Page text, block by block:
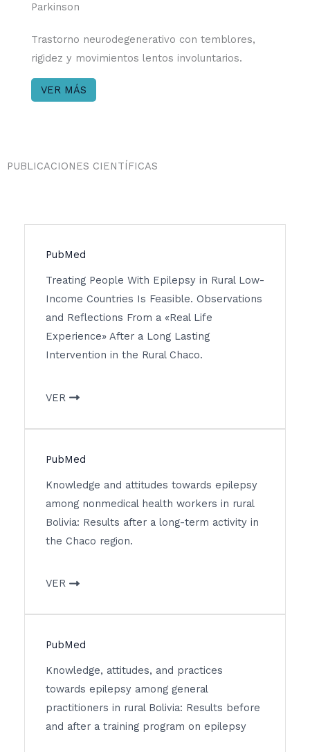
Parkinson
Trastorno neurodegenerativo con temblores,
rigidez y movimientos lentos involuntarios.
VER MÁS
PUBLICACIONES CIENTÍFICAS
PubMed
Treating People With Epilepsy in Rural Low-
Income Countries Is Feasible. Observations
and Reflections From a «Real Life
Experience» After a Long Lasting
Intervention in the Rural Chaco.
VER
PubMed
Knowledge and attitudes towards epilepsy
among nonmedical health workers in rural
Bolivia: Results after a long-term activity in
the Chaco region.
VER
PubMed
Knowledge, attitudes, and practices
towards epilepsy among general
practitioners in rural Bolivia: Results before
and after a training program on epilepsy